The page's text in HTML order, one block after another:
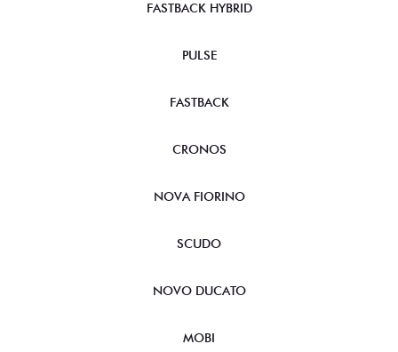
FASTBACK HYBRID
PULSE
FASTBACK
CRONOS
NOVA FIORINO
SCUDO
NOVO DUCATO
MOBI